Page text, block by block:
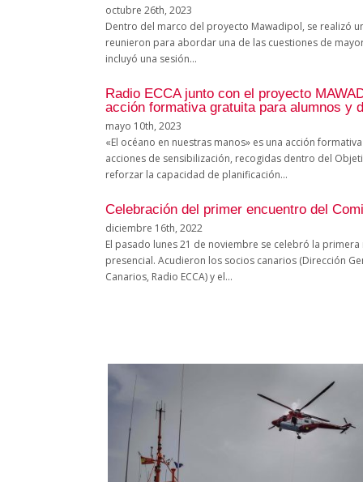
octubre 26th, 2023
Dentro del marco del proyecto Mawadipol, se realizó
reunieron para abordar una de las cuestiones de
incluyó una sesión...
Radio ECCA junto con el proyecto
acción formativa gratuita para alumnos y
mayo 10th, 2023
«El océano en nuestras manos» es una acción
acciones de sensibilización, recogidas dentro del
reforzar la capacidad de planificación...
Celebración del primer encuentro del
diciembre 16th, 2022
El pasado lunes 21 de noviembre se celebró la
presencial. Acudieron los socios canarios (Dirección
Canarios, Radio ECCA) y el...